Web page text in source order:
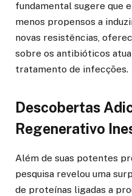
fundamental sugere que
menos propensos a
novas resistências,
sobre os antibióticos
tratamento de infecções.
Descobertas
Regenerativo
Além de suas potentes
pesquisa revelou uma
de proteínas ligadas a